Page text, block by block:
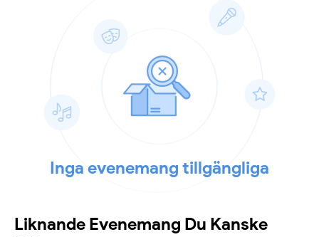
Inga evenemang tillgängliga
Liknande Evenemang Du Kanske